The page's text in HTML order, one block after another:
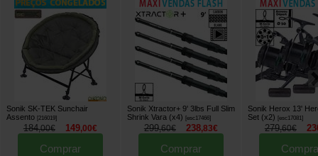
Sonik SK-TEK Sunchair
Assento [216019]
184,00€ 149,00€
Comprar
Sonik Xtractor+ 9' 3lbs Full Slim
Shrink Vara (x4)
[esc17466]
299,60€ 238,83€
Comprar
Sonik Herox 13'
Set (x2)
[esc17081]
279,60€